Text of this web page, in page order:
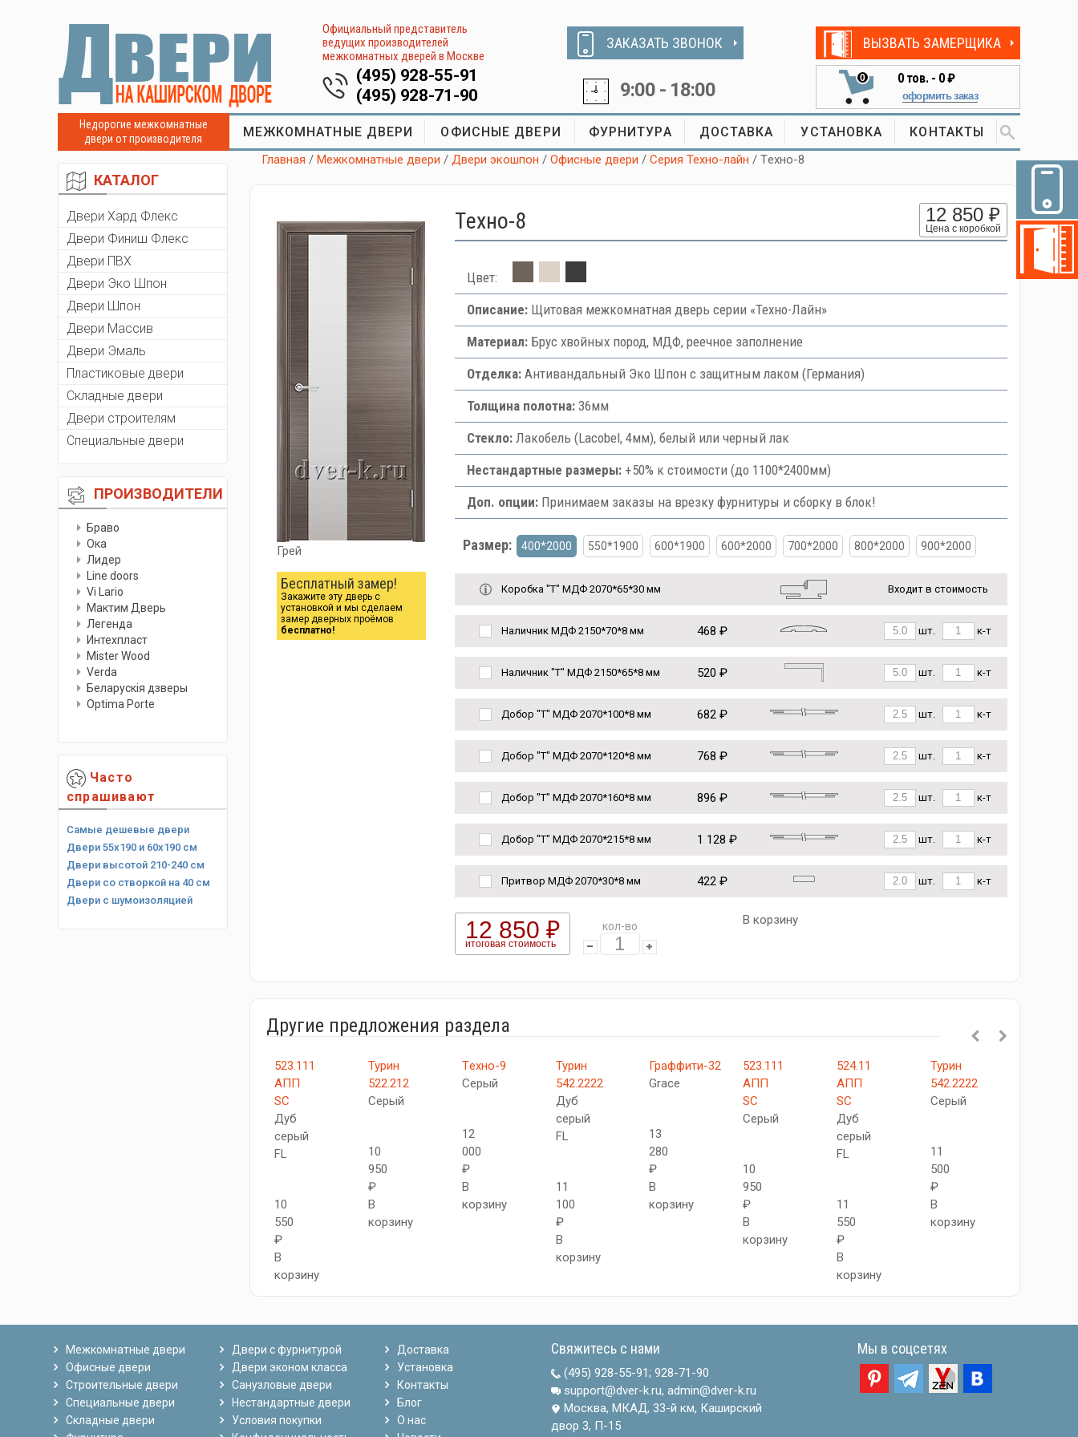
Официальный представитель
ведущих производителей
межкомнатных дверей в Москве
(495) 928-55-91
(495) 928-71-90
ЗАКАЗАТЬ ЗВОНОК
9:00 - 18:00
ВЫЗВАТЬ ЗАМЕРЩИКА
0 0тов. - 0 ₽
оформить заказ
Недорогие межкомнатные
двери от производителя
МЕЖКОМНАТНЫЕ ДВЕРИ ОФИСНЫЕ ДВЕРИ ФУРНИТУРА ДОСТАВКА УСТАНОВКА КОНТАКТЫ
КАТАЛОГ
Двери Хард Флекс
Двери Финиш Флекс
Двери ПВХ
Двери Эко Шпон
Двери Шпон
Двери Массив
Двери Эмаль
Пластиковые двери
Складные двери
Двери строителям
Специальные двери
ПРОИЗВОДИТЕЛИ
Браво
Ока
Лидер
Line doors
Vi Lario
Мактим Дверь
Легенда
Интехпласт
Мister Wood
Verda
Беларускiя дзверы
Optima Porte
Часто
спрашивают
Самые дешевые двери
Двери 55х190 и 60х190 см
Двери высотой 210-240 см
Двери со створкой на 40 см
Двери с шумоизоляцией
Главная /Межкомнатные двери /Двери экошпон /Офисные двери /Серия Техно-лайн / Tехно-8
Грей
Бесплатный замер!
Закажите эту дверь с
установкой и мы сделаем
замер дверных проёмов
бесплатно!
Tехно-8 12 850 ₽
Цена с коробкой
Цвет:
Описание:Щитовая межкомнатная дверь серии «Техно-Лайн»
Материал:Брус хвойных пород, МДФ, реечное заполнение
Отделка:Антивандальный Эко Шпон с защитным лаком (Германия)
Толщина полотна:36мм
Стекло:Лакобель (Lacobel, 4мм), белый или черный лак
Нестандартные размеры:+50% к стоимости (до 1100*2400мм)
Доп. опции:Принимаем заказы на врезку фурнитуры и сборку в блок!
Размер: 400*2000 550*1900 600*1900 600*2000 700*2000 800*2000 900*2000
Коробка "Т" МДФ 2070*65*30 мм Входит в стоимость
Наличник МДФ 2150*70*8 мм 468 ₽ шт. к-т
Наличник "Т" МДФ 2150*65*8 мм 520 ₽ шт. к-т
Добор "Т" МДФ 2070*100*8 мм 682 ₽ шт. к-т
Добор "Т" МДФ 2070*120*8 мм 768 ₽ шт. к-т
Добор "Т" МДФ 2070*160*8 мм 896 ₽ шт. к-т
Добор "Т" МДФ 2070*215*8 мм 1 128 ₽ шт. к-т
Притвор МДФ 2070*30*8 мм 422 ₽ шт. к-т
12 850 ₽
итоговая стоимость
кол-во В корзину
Другие предложения раздела
523.111
АПП
SC
Дуб
серый
FL
10
550
₽
В
корзину
Турин
522.212
Серый
10
950
₽
В
корзину
Tехно-9
Серый
12
000
₽
В
корзину
Турин
542.2222
Дуб
серый
FL
11
100
₽
В
корзину
Граффити-32
Grace
13
280
₽
В
корзину
523.111
АПП
SC
Серый
10
950
₽
В
корзину
524.11
АПП
SC
Дуб
серый
FL
11
550
₽
В
корзину
Турин
542.2222
Серый
11
500
₽
В
корзину
Межкомнатные двери
Офисные двери
Строительные двери
Специальные двери
Складные двери
Двери с фурнитурой
Двери эконом класса
Санузловые двери
Нестандартные двери
Условия покупки
Доставка
Установка
Контакты
Блог
О нас
Свяжитесь с нами
(495) 928-55-91; 928-71-90
support@dver-k.ru, admin@dver-k.ru
Москва, МКАД, 33-й км, Каширский
двор 3, П-15
Мы в соцсетях